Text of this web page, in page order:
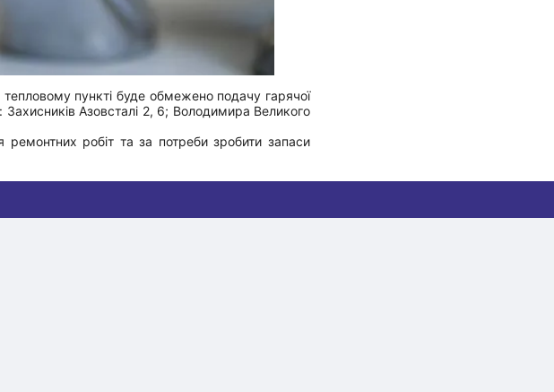
пункті буде обмежено подачу гарячої
Азовсталі 2, 6; Володимира Великого
робіт та за потреби зробити запаси